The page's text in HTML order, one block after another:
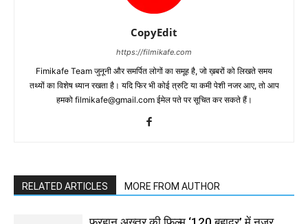
CopyEdit
https://filmikafe.com
Fimikafe Team जुनूनी और समर्पित लोगों का समूह है, जो ख़बरों को लिखते समय
तथ्‍यों का विशेष ध्‍यान रखता है। यदि फिर भी कोई त्रुटि या कमी पेशी नजर आए, तो आप
हमको filmikafe@gmail.com ईमेल पते पर सूचित कर सकते हैं।
RELATED ARTICLES MORE FROM AUTHOR